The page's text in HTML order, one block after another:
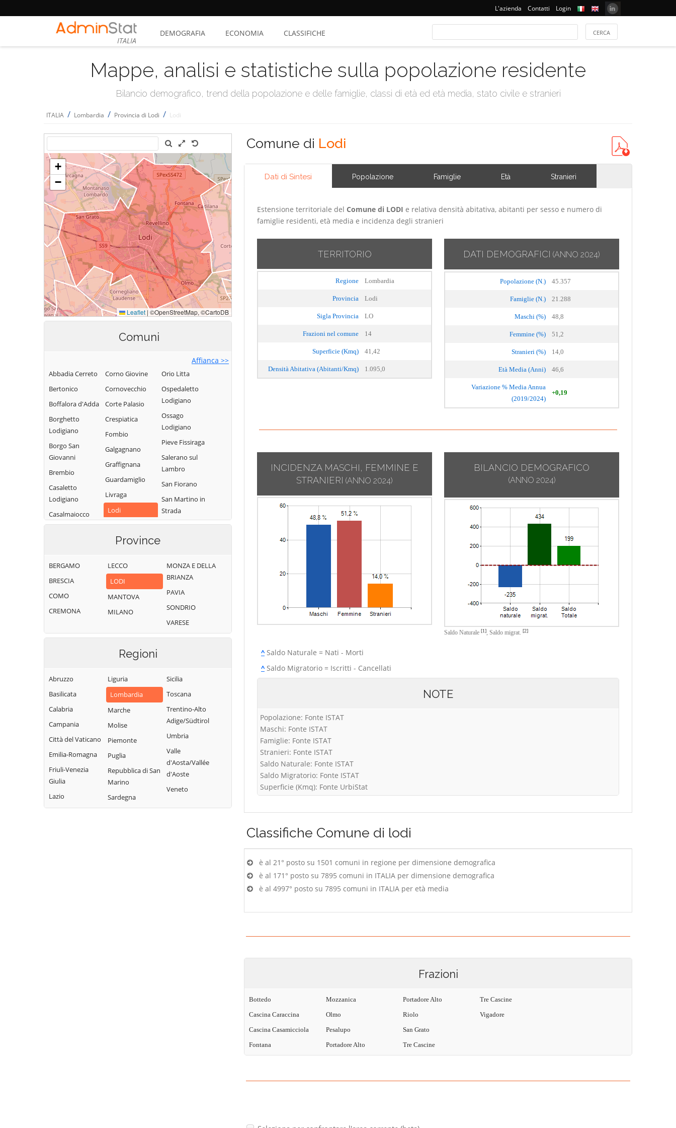
L'azienda Contatti Login
ITALIA
DEMOGRAFIA ECONOMIA CLASSIFICHE
Mappe, analisi e statistiche sulla popolazione residente
Bilancio demografico, trend della popolazione e delle famiglie, classi di età ed età media, stato civile e stranieri
ITALIA / Lombardia / Provincia di Lodi / Lodi
Comuni
Affianca >>
Abbadia Cerreto
Bertonico
Boffalora d'Adda
Borghetto
Lodigiano
Borgo San
Giovanni
Brembio
Casaletto
Lodigiano
Casalmaiocco
Bocca d'Adda
Castiglione
d'Adda
Codogno
Comazzo
Cornegliano
Laudense
Corno Giovine
Cornovecchio
Corte Palasio
Crespiatica
Fombio
Galgagnano
Graffignana
Guardamiglio
Livraga
Lodi
Lodi Vecchio
Maccastorna
Maleo
Marudo
Massalengo
Meleti
Merlino
Lombardo
Orio Litta
Ospedaletto
Lodigiano
Ossago
Lodigiano
Pieve Fissiraga
Salerano sul
Lambro
San Fiorano
San Martino in
Strada
San Rocco al
Lodigiano
Santo Stefano
Lodigiano
Secugnago
Senna Lodigiana
Somaglia
Villavesco
Terranova dei
Passerini
Turano
Lodigiano
Valera Fratta
Villanova del
Sillaro
Zelo Buon
Province
BERGAMO
BRESCIA
COMO
CREMONA
LECCO
LODI
MANTOVA
MILANO
MONZA E DELLA
BRIANZA
PAVIA
SONDRIO
VARESE
Regioni
Abruzzo
Basilicata
Calabria
Campania
Città del Vaticano
Emilia-Romagna
Friuli-Venezia
Giulia
Lazio
Liguria
Lombardia
Marche
Molise
Piemonte
Puglia
Repubblica di San
Marino
Sardegna
Sicilia
Toscana
Trentino-Alto
Adige/Südtirol
Umbria
Valle
d'Aosta/Vallée
d'Aoste
Veneto
Comune di Lodi
Dati di Sintesi Popolazione Famiglie Età Stranieri
Estensione territoriale del Comune di LODI e relativa densità abitativa, abitanti per sesso e numero di
famiglie residenti, età media e incidenza degli stranieri
TERRITORIO
Regione Lombardia
Provincia Lodi
Sigla Provincia LO
Frazioni nel comune 14
Superficie (Kmq) 41,42
Densità Abitativa (Abitanti/Kmq) 1.095,0
DATI DEMOGRAFICI (ANNO 2024)
Popolazione (N.) 45.357
Famiglie (N.) 21.288
Maschi (%) 48,8
Femmine (%) 51,2
Stranieri (%) 14,0
Età Media (Anni) 46,6
Variazione % Media Annua
(2019/2024)
+0,19
INCIDENZA MASCHI, FEMMINE E
STRANIERI (ANNO 2024)
BILANCIO DEMOGRAFICO
(ANNO 2024)
Saldo Naturale [1], Saldo migrat. [2]
^Saldo Naturale = Nati - Morti
^Saldo Migratorio = Iscritti - Cancellati
NOTE
Popolazione: Fonte ISTAT
Maschi: Fonte ISTAT
Famiglie: Fonte ISTAT
Stranieri: Fonte ISTAT
Saldo Naturale: Fonte ISTAT
Saldo Migratorio: Fonte ISTAT
Superficie (Kmq): Fonte UrbiStat
Classifiche Comune di lodi
è al 21° posto su 1501 comuni in regione per dimensione demografica
è al 171° posto su 7895 comuni in ITALIA per dimensione demografica
è al 4997° posto su 7895 comuni in ITALIA per età media
Frazioni
Bottedo
Cascina Caraccina
Cascina Casamicciola
Fontana
Mozzanica
Olmo
Pesalupo
Portadore Alto
Portadore Alto
Riolo
San Grato
Tre Cascine
Tre Cascine
Vigadore